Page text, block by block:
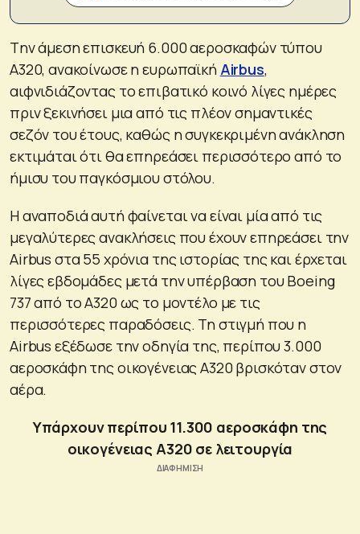
Tην άμεση επισκευή 6.000 αεροσκαφών τύπου
A320, ανακοίνωσε η ευρωπαϊκή Airbus,
αιφνιδιάζοντας το επιβατικό κοινό λίγες ημέρες
πριν ξεκινήσει μια από τις πλέον σημαντικές
σεζόν του έτους, καθώς η συγκεκριμένη ανάκληση
εκτιμάται ότι θα επηρεάσει περισσότερο από το
ήμισυ του παγκόσμιου στόλου.
Η αναποδιά αυτή φαίνεται να είναι μία από τις
μεγαλύτερες ανακλήσεις που έχουν επηρεάσει την
Airbus στα 55 χρόνια της ιστορίας της και έρχεται
λίγες εβδομάδες μετά την υπέρβαση του Boeing
737 από το A320 ως το μοντέλο με τις
περισσότερες παραδόσεις. Τη στιγμή που η
Airbus εξέδωσε την οδηγία της, περίπου 3.000
αεροσκάφη της οικογένειας A320 βρισκόταν στον
αέρα.
Υπάρχουν περίπου 11.300 αεροσκάφη της
οικογένειας A320 σε λειτουργία